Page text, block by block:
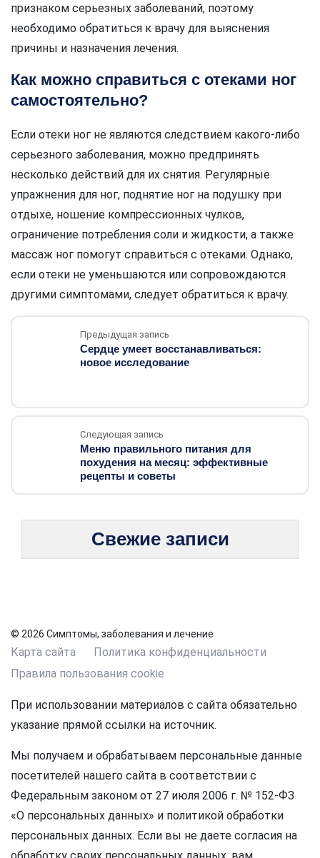
признаком серьезных заболеваний, поэтому
необходимо обратиться к врачу для выяснения
причины и назначения лечения.
Как можно справиться с отеками ног
самостоятельно?
Если отеки ног не являются следствием какого-либо
серьезного заболевания, можно предпринять
несколько действий для их снятия. Регулярные
упражнения для ног, поднятие ног на подушку при
отдыхе, ношение компрессионных чулков,
ограничение потребления соли и жидкости, а также
массаж ног помогут справиться с отеками. Однако,
если отеки не уменьшаются или сопровождаются
другими симптомами, следует обратиться к врачу.
Предыдущая запись
Сердце умеет восстанавливаться:
новое исследование
Следующая запись
Меню правильного питания для
похудения на месяц: эффективные
рецепты и советы
Свежие записи
© 2026 Симптомы, заболевания и лечение
Карта сайта
Политика конфиденциальности
Правила пользования cookie
При использовании материалов с сайта обязательно
указание прямой ссылки на источник.
Мы получаем и обрабатываем персональные данные
посетителей нашего сайта в соответствии с
Федеральным законом от 27 июля 2006 г. № 152-ФЗ
«О персональных данных» и политикой обработки
персональных данных. Если вы не даете согласия на